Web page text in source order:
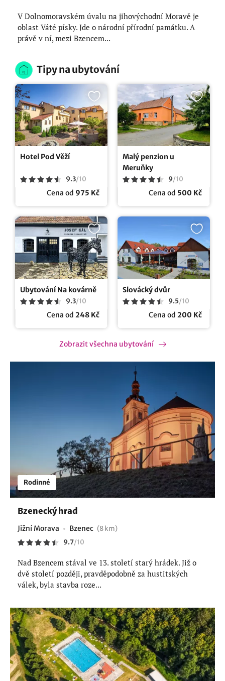
V Dolnomoravském úvalu na jihovýchodní Moravě je
oblast Váté písky. Jde o národní přírodní památku. A
právě v ní, mezi Bzencem...
Tipy na ubytování
Hotel Pod Věží
9.3/10
Cena od 975 Kč
Malý penzion u
Meruňky
9/10
Cena od 500 Kč
Ubytování Na kovárně
9.3/10
Cena od 248 Kč
Slovácký dvůr
9.5/10
Cena od 200 Kč
Zobrazit všechna ubytování
Rodinné
Bzenecký hrad
Jižní Morava Bzenec (8 km)
9.7/10
Nad Bzencem stával ve 13. století starý hrádek. Již o
dvě století později, pravděpodobně za hustitských
válek, byla stavba roze...